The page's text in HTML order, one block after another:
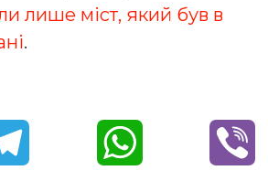
лише міст, який був в
.